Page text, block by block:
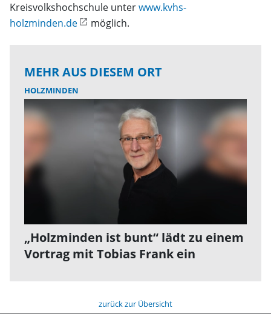
Kreisvolkshochschule unterwww.kvhs-
holzminden.de
möglich.
MEHR AUS DIESEM ORT
HOLZMINDEN
„Holzminden ist bunt“ lädt zu einem
Vortrag mit Tobias Frank ein
zurück zur Übersicht